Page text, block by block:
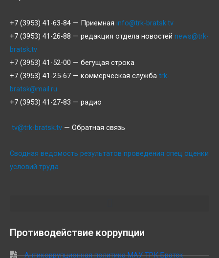
+7 (3953) 41-63-84 — Приемная info@trk-bratsk.tv
+7 (3953) 41-26-88 — редакция отдела новостей news@trk-
bratsk.tv
+7 (3953) 41-52-00 — бегущая строка
+7 (3953) 41-25-67 — коммерческая служба trk-
bratsk@mail.ru
+7 (3953) 41-27-83 — радио
tv@trk-bratsk.tv — Обратная связь
Сводная ведомость результатов проведения спец оценки
условий труда
Противодействие коррупции
Антикоррупционная политика МАУ ТРК Братск